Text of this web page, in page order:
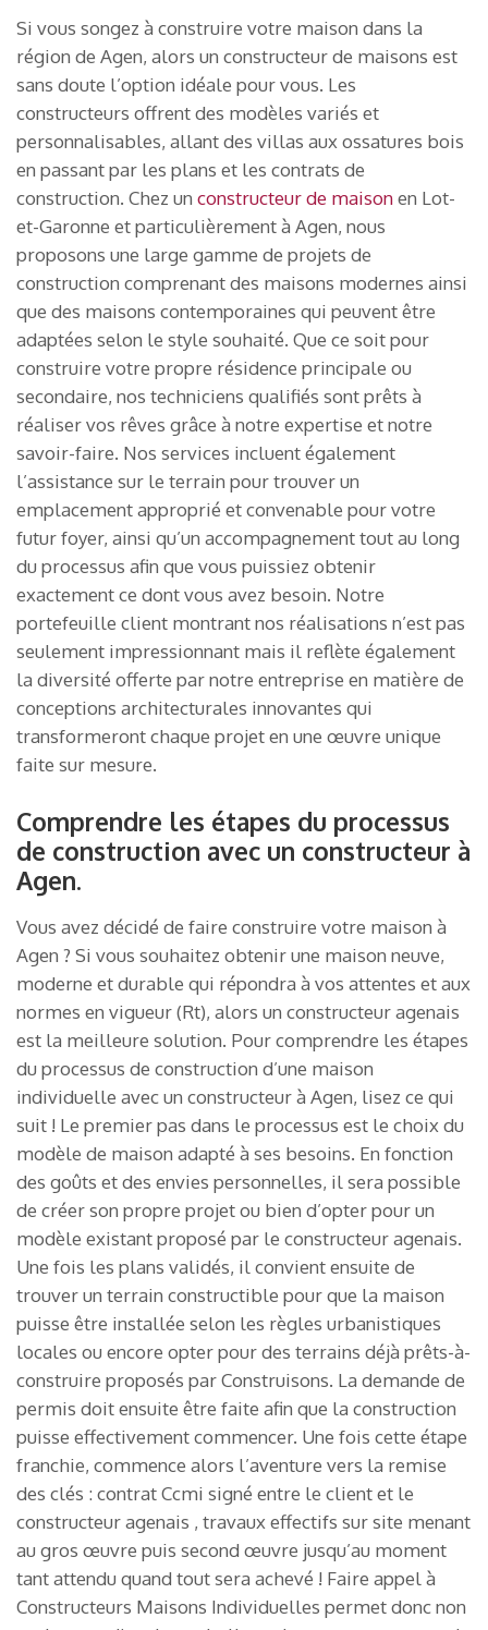
Si vous songez à construire votre maison dans la
région de Agen, alors un constructeur de maisons est
sans doute l’option idéale pour vous. Les
constructeurs offrent des modèles variés et
personnalisables, allant des villas aux ossatures bois
en passant par les plans et les contrats de
construction. Chez un constructeur de maisonen Lot-
et-Garonne et particulièrement à Agen, nous
proposons une large gamme de projets de
construction comprenant des maisons modernes ainsi
que des maisons contemporaines qui peuvent être
adaptées selon le style souhaité. Que ce soit pour
construire votre propre résidence principale ou
secondaire, nos techniciens qualifiés sont prêts à
réaliser vos rêves grâce à notre expertise et notre
savoir-faire. Nos services incluent également
l’assistance sur le terrain pour trouver un
emplacement approprié et convenable pour votre
futur foyer, ainsi qu’un accompagnement tout au long
du processus afin que vous puissiez obtenir
exactement ce dont vous avez besoin. Notre
portefeuille client montrant nos réalisations n’est pas
seulement impressionnant mais il reflète également
la diversité offerte par notre entreprise en matière de
conceptions architecturales innovantes qui
transformeront chaque projet en une œuvre unique
faite sur mesure.
Comprendre les étapes du processus
de construction avec un constructeur à
Agen.
Vous avez décidé de faire construire votre maison à
Agen ? Si vous souhaitez obtenir une maison neuve,
moderne et durable qui répondra à vos attentes et aux
normes en vigueur (Rt), alors un constructeur agenais
est la meilleure solution. Pour comprendre les étapes
du processus de construction d’une maison
individuelle avec un constructeur à Agen, lisez ce qui
suit ! Le premier pas dans le processus est le choix du
modèle de maison adapté à ses besoins. En fonction
des goûts et des envies personnelles, il sera possible
de créer son propre projet ou bien d’opter pour un
modèle existant proposé par le constructeur agenais.
Une fois les plans validés, il convient ensuite de
trouver un terrain constructible pour que la maison
puisse être installée selon les règles urbanistiques
locales ou encore opter pour des terrains déjà prêts-à-
construire proposés par Construisons. La demande de
permis doit ensuite être faite afin que la construction
puisse effectivement commencer. Une fois cette étape
franchie, commence alors l’aventure vers la remise
des clés : contrat Ccmi signé entre le client et le
constructeur agenais , travaux effectifs sur site menant
au gros œuvre puis second œuvre jusqu’au moment
tant attendu quand tout sera achevé ! Faire appel à
Constructeurs Maisons Individuelles permet donc non